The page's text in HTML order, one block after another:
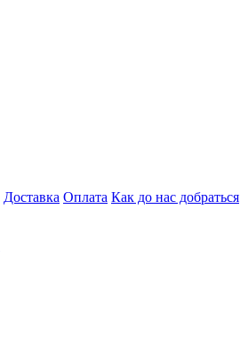
Доставка Оплата Как до нас добраться